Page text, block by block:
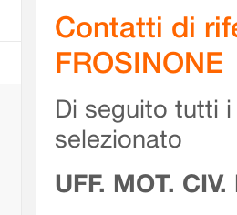
Contatti di
FROSINONE
Di seguito tutti
selezionato
UFF. MOT.